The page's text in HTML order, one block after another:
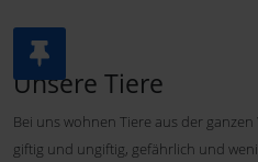
Unsere Tiere
Bei uns wohnen Tiere aus der
giftig und ungiftig, gefährlich und